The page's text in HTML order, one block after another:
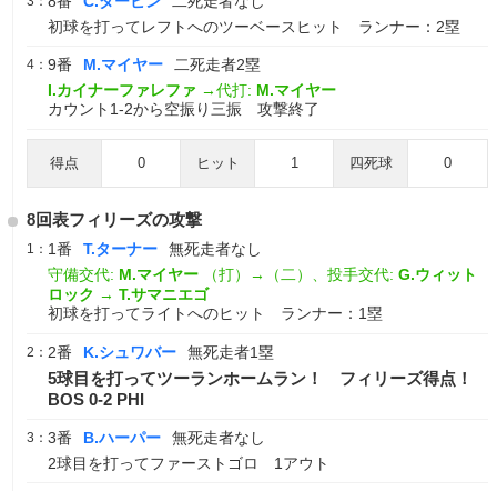
初球を打ってレフトへのツーベースヒット ランナー：2塁
4： 9番 M.マイヤー
二死走者2塁
I.カイナーファレファ →代打: M.マイヤー
カウント1-2から空振り三振 攻撃終了
得点 0 ヒット 1 四死球 0
8回表フィリーズの攻撃
1： 1番 T.ターナー
無死走者なし
守備交代: M.マイヤー （打）→（二）、投手交代: G.ウィット
ロック → T.サマニエゴ
初球を打ってライトへのヒット ランナー：1塁
2： 2番 K.シュワバー 無死走者1塁
5球目を打ってツーランホームラン！ フィリーズ得点！
BOS 0-2 PHI
3： 3番 B.ハーパー
無死走者なし
2球目を打ってファーストゴロ 1アウト